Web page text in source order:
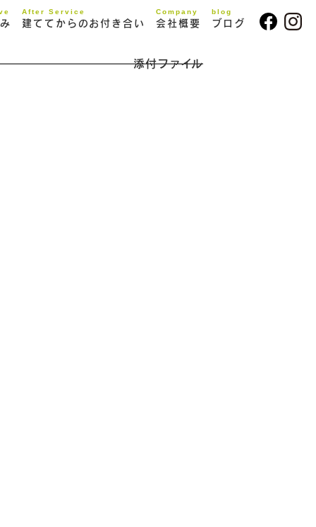
After Service
建ててからのお付き合い
Company
会社概要
blog
ブログ
添付ファイル